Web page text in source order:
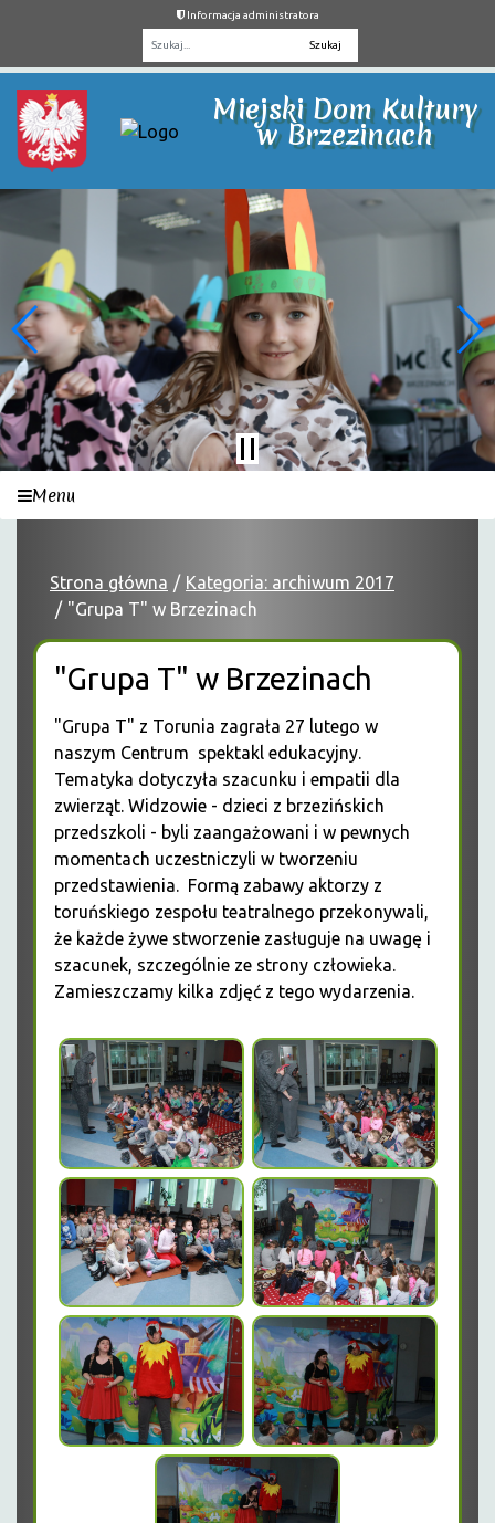
Informacja administratora
Miejski Dom Kultury
w Brzezinach
Menu
Strona główna
Kategoria: archiwum 2017
"Grupa T" w Brzezinach
"Grupa T" w Brzezinach
"Grupa T" z Torunia zagrała 27 lutego w
naszym Centrum spektakl edukacyjny.
Tematyka dotyczyła szacunku i empatii dla
zwierząt. Widzowie - dzieci z brzezińskich
przedszkoli - byli zaangażowani i w pewnych
momentach uczestniczyli w tworzeniu
przedstawienia. Formą zabawy aktorzy z
toruńskiego zespołu teatralnego przekonywali,
że każde żywe stworzenie zasługuje na uwagę i
szacunek, szczególnie ze strony człowieka.
Zamieszczamy kilka zdjęć z tego wydarzenia.